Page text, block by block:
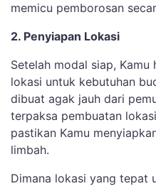
memicu pemborosan
2. Penyiapan Lokasi
Setelah modal siap,
lokasi untuk kebutuhan
dibuat agak jauh dari
terpaksa pembuatan
pastikan Kamu
limbah.
Dimana lokasi yang tepat